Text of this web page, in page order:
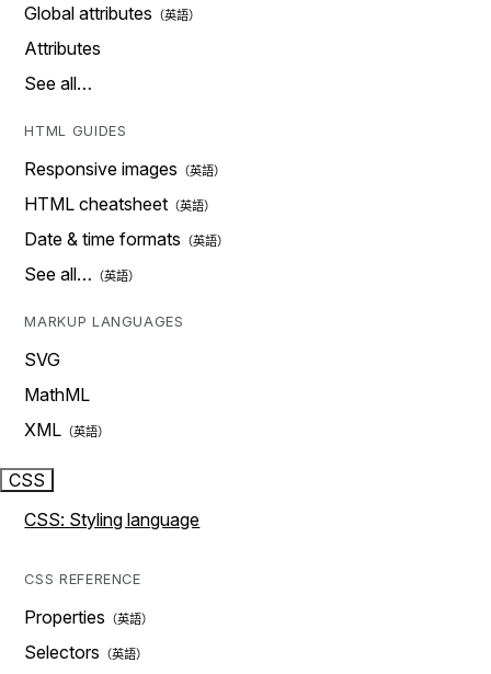
Global attributes
Attributes
See all…
HTML GUIDES
Responsive images
HTML cheatsheet
Date & time formats
See all…
MARKUP LANGUAGES
SVG
MathML
XML
CSS
CSS: Styling language
CSS REFERENCE
Properties
Selectors